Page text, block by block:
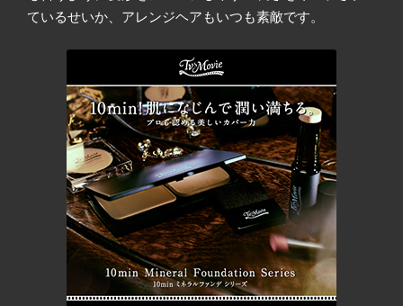
ているせいか、アレンジヘアもいつも素敵です。